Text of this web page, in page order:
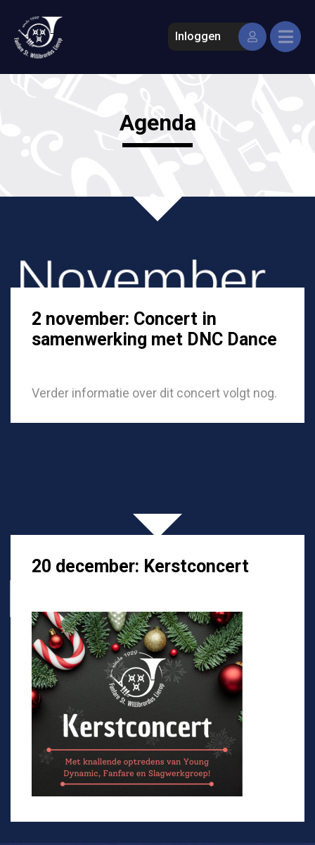
Inloggen
Agenda
2 november: Concert in
samenwerking met DNC Dance
Verder informatie over dit concert volgt nog.
20 december: Kerstconcert